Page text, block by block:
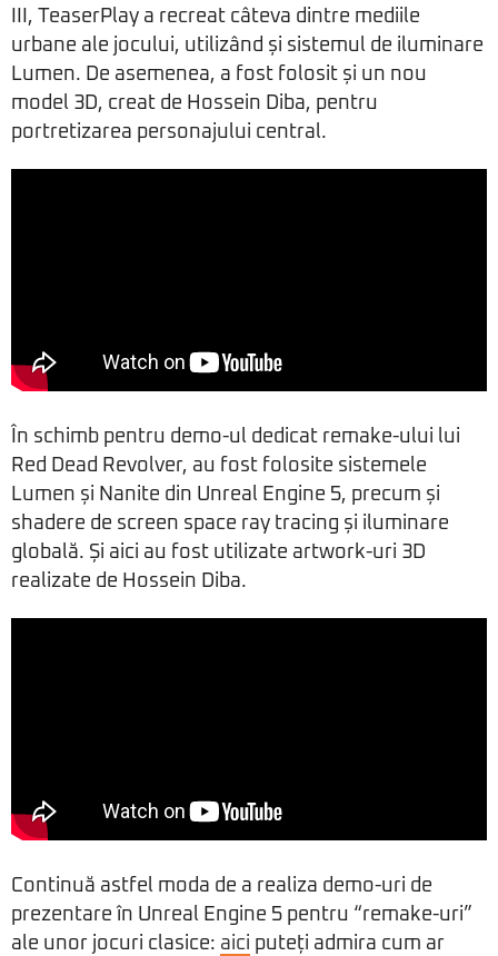
III, TeaserPlay a recreat câteva dintre mediile
urbane ale jocului, utilizând și sistemul de iluminare
Lumen. De asemenea, a fost folosit și un nou
model 3D, creat de Hossein Diba, pentru
portretizarea personajului central.
În schimb pentru demo-ul dedicat remake-ului lui
Red Dead Revolver, au fost folosite sistemele
Lumen și Nanite din Unreal Engine 5, precum și
shadere de screen space ray tracing și iluminare
globală. Și aici au fost utilizate artwork-uri 3D
realizate de Hossein Diba.
Continuă astfel moda de a realiza demo-uri de
prezentare în Unreal Engine 5 pentru “remake-uri”
ale unor jocuri clasice: aici puteți admira cum ar